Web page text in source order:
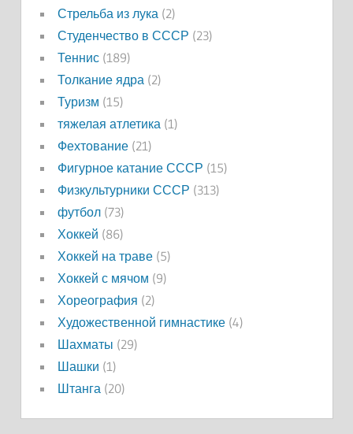
Стрельба из лука (2)
Студенчество в СССР (23)
Теннис(189)
Толкание ядра (2)
Туризм (15)
тяжелая атлетика (1)
Фехтование(21)
Фигурное катание СССР (15)
Физкультурники СССР (313)
футбол(73)
Хоккей (86)
Хоккей на траве(5)
Хоккей с мячом (9)
Хореография (2)
Художественной гимнастике(4)
Шахматы (29)
Шашки (1)
Штанга (20)